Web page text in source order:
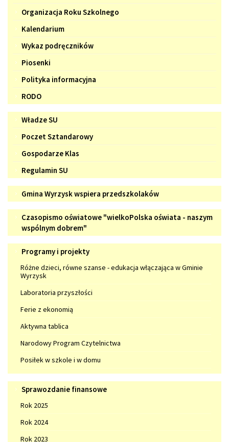
Organizacja Roku Szkolnego
Kalendarium
Wykaz podręczników
Piosenki
Polityka informacyjna
RODO
Samorząd
Władze SU
Poczet Sztandarowy
Gospodarze Klas
Regulamin SU
Gmina
Wyrzysk
wspiera
przedszkolaków
Gmina Wyrzysk wspiera przedszkolaków
Czasopismo
oświatowe
"wielkoPolska
oświata
naszym
wspólnym
dobrem"
Czasopismo oświatowe "wielkoPolska oświata - naszym
wspólnym dobrem"
Programy
projekty
Programy i projekty
Różne dzieci, równe szanse - edukacja włączająca w Gminie
Wyrzysk
Laboratoria przyszłości
Ferie z ekonomią
Aktywna tablica
Narodowy Program Czytelnictwa
Posiłek w szkole i w domu
Sprawozdanie
finansowe
Sprawozdanie finansowe
Rok 2025
Rok 2024
Rok 2023